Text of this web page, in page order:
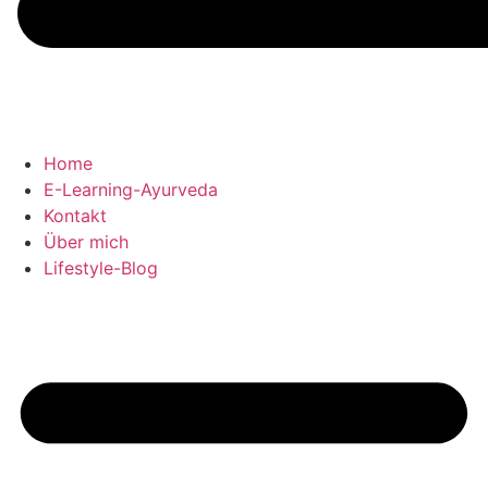
Home
E-Learning-Ayurveda
Kontakt
Über mich
Lifestyle-Blog